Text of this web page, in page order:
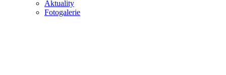
Aktuality
Fotogalerie